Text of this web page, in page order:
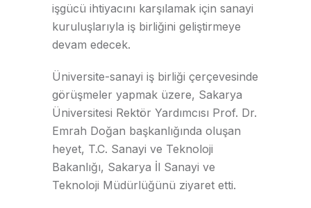
işgücü ihtiyacını karşılamak için sanayi
kuruluşlarıyla iş birliğini geliştirmeye
devam edecek.
Üniversite-sanayi iş birliği çerçevesinde
görüşmeler yapmak üzere, Sakarya
Üniversitesi Rektör Yardımcısı Prof. Dr.
Emrah Doğan başkanlığında oluşan
heyet, T.C. Sanayi ve Teknoloji
Bakanlığı, Sakarya İl Sanayi ve
Teknoloji Müdürlüğünü ziyaret etti.